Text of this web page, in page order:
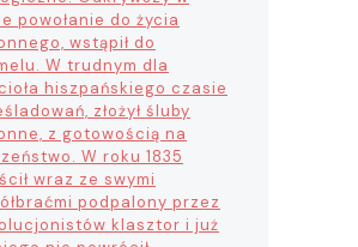
powołanie do życia
wstąpił do
W trudnym dla
hiszpańskiego czasie
złożył śluby
z gotowością na
W roku 1835
wraz ze swymi
podpalony przez
klasztor i już